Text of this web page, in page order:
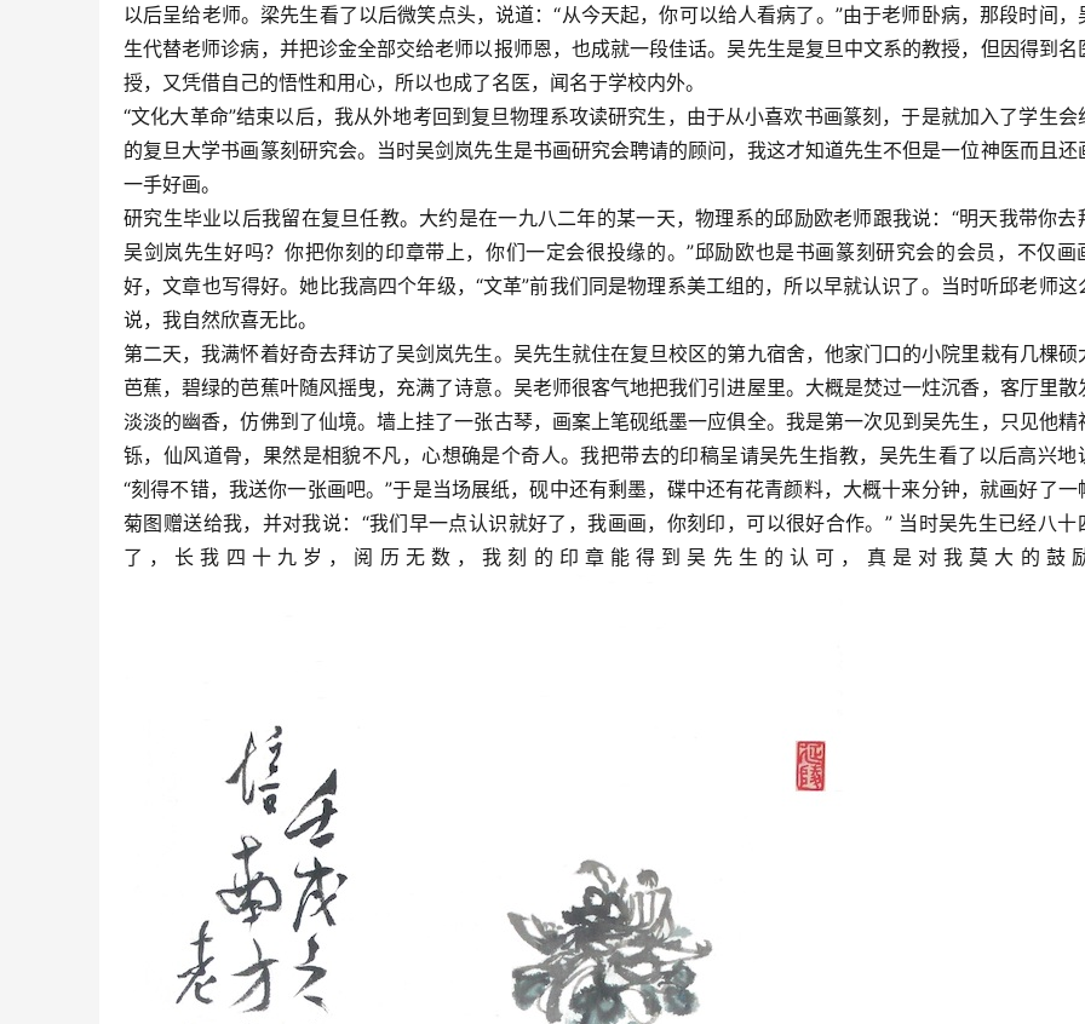
以后呈给老师。梁先生看了以后微笑点头，说道：“从今天起，你可以给人看病了。”由于老师卧病，那段时间，
生代替老师诊病，并把诊金全部交给老师以报师恩，也成就一段佳话。吴先生是复旦中文系的教授，但因得到名
授，又凭借自己的悟性和用心，所以也成了名医，闻名于学校内外。
“文化大革命”结束以后，我从外地考回到复旦物理系攻读研究生，由于从小喜欢书画篆刻，于是就加入了学生会
的复旦大学书画篆刻研究会。当时吴剑岚先生是书画研究会聘请的顾问，我这才知道先生不但是一位神医而且还
一手好画。
研究生毕业以后我留在复旦任教。大约是在一九八二年的某一天，物理系的邱励欧老师跟我说：“明天我带你去
吴剑岚先生好吗？你把你刻的印章带上，你们一定会很投缘的。”邱励欧也是书画篆刻研究会的会员，不仅画
好，文章也写得好。她比我高四个年级，“文革”前我们同是物理系美工组的，所以早就认识了。当时听邱老师这
说，我自然欣喜无比。
第二天，我满怀着好奇去拜访了吴剑岚先生。吴先生就住在复旦校区的第九宿舍，他家门口的小院里栽有几棵硕
芭蕉，碧绿的芭蕉叶随风摇曳，充满了诗意。吴老师很客气地把我们引进屋里。大概是焚过一炷沉香，客厅里散
淡淡的幽香，仿佛到了仙境。墙上挂了一张古琴，画案上笔砚纸墨一应俱全。我是第一次见到吴先生，只见他精
铄，仙风道骨，果然是相貌不凡，心想确是个奇人。我把带去的印稿呈请吴先生指教，吴先生看了以后高兴地
“刻得不错，我送你一张画吧。”于是当场展纸，砚中还有剩墨，碟中还有花青颜料，大概十来分钟，就画好了一
菊图赠送给我，并对我说：“我们早一点认识就好了，我画画，你刻印，可以很好合作。” 当时吴先生已经八十
了，长我四十九岁，阅历无数，我刻的印章能得到吴先生的认可，真是对我莫大的鼓励